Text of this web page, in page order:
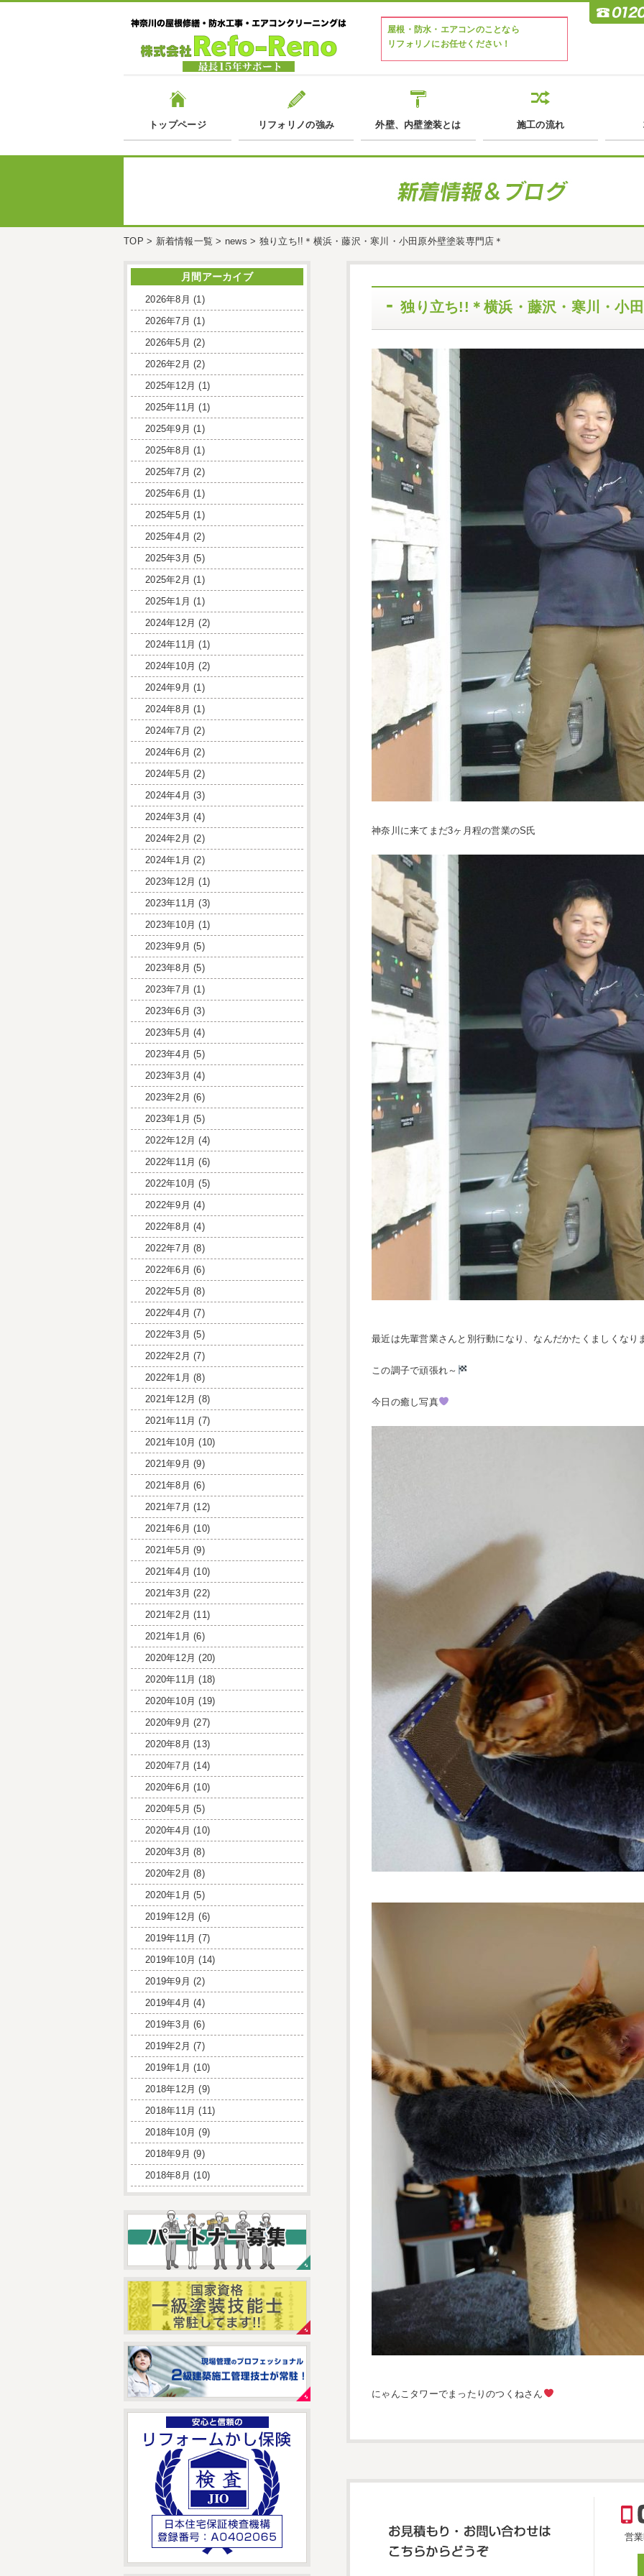
屋根・防水・エアコンのことなら
リフォリノにお任せください！
トップページ リフォリノの強み 外壁、内壁塗装とは 施工の流れ
TOP > 新着情報一覧 > news > 独り立ち!!＊横浜・藤沢・寒川・小田原外壁塗装専門店＊
独り立ち!!＊横浜・藤沢・寒川・小
神奈川に来てまだ3ヶ月程の営業のS氏
最近は先輩営業さんと別行動になり、なんだかたくましくなり
この調子で頑張れ～
今日の癒し写真
にゃんこタワーでまったりのつくねさん
営
月間アーカイブ
2026年8月 (1)
2026年7月 (1)
2026年5月 (2)
2026年2月 (2)
2025年12月 (1)
2025年11月 (1)
2025年9月 (1)
2025年8月 (1)
2025年7月 (2)
2025年6月 (1)
2025年5月 (1)
2025年4月 (2)
2025年3月 (5)
2025年2月 (1)
2025年1月 (1)
2024年12月 (2)
2024年11月 (1)
2024年10月 (2)
2024年9月 (1)
2024年8月 (1)
2024年7月 (2)
2024年6月 (2)
2024年5月 (2)
2024年4月 (3)
2024年3月 (4)
2024年2月 (2)
2024年1月 (2)
2023年12月 (1)
2023年11月 (3)
2023年10月 (1)
2023年9月 (5)
2023年8月 (5)
2023年7月 (1)
2023年6月 (3)
2023年5月 (4)
2023年4月 (5)
2023年3月 (4)
2023年2月 (6)
2023年1月 (5)
2022年12月 (4)
2022年11月 (6)
2022年10月 (5)
2022年9月 (4)
2022年8月 (4)
2022年7月 (8)
2022年6月 (6)
2022年5月 (8)
2022年4月 (7)
2022年3月 (5)
2022年2月 (7)
2022年1月 (8)
2021年12月 (8)
2021年11月 (7)
2021年10月 (10)
2021年9月 (9)
2021年8月 (6)
2021年7月 (12)
2021年6月 (10)
2021年5月 (9)
2021年4月 (10)
2021年3月 (22)
2021年2月 (11)
2021年1月 (6)
2020年12月 (20)
2020年11月 (18)
2020年10月 (19)
2020年9月 (27)
2020年8月 (13)
2020年7月 (14)
2020年6月 (10)
2020年5月 (5)
2020年4月 (10)
2020年3月 (8)
2020年2月 (8)
2020年1月 (5)
2019年12月 (6)
2019年11月 (7)
2019年10月 (14)
2019年9月 (2)
2019年4月 (4)
2019年3月 (6)
2019年2月 (7)
2019年1月 (10)
2018年12月 (9)
2018年11月 (11)
2018年10月 (9)
2018年9月 (9)
2018年8月 (10)